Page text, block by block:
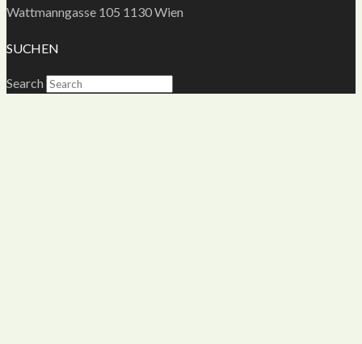
Wattmanngasse 105 1130 Wien
SUCHEN
Search